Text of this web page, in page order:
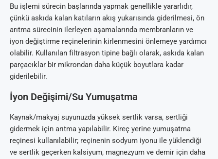
Bu işlemi sürecin başlarında yapmak genellikle yararlıdır,
çünkü askıda kalan katıların akış yukarısında giderilmesi, ön
arıtma sürecinin ilerleyen aşamalarında membranların ve
iyon değiştirme reçinelerinin kirlenmesini önlemeye yardımcı
olabilir. Kullanılan filtrasyon tipine bağlı olarak, askıda kalan
parçacıklar bir mikrondan daha küçük boyutlara kadar
giderilebilir.
İyon Değişimi/Su Yumuşatma
Kaynak/makyaj suyunuzda yüksek sertlik varsa, sertliği
gidermek için arıtma yapılabilir. Kireç yerine yumuşatma
reçinesi kullanılabilir; reçinenin sodyum iyonu ile yüklendiği
ve sertlik geçerken kalsiyum, magnezyum ve demir için daha